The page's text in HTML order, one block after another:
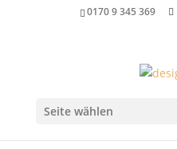
0170 9 345 369
Seite wählen